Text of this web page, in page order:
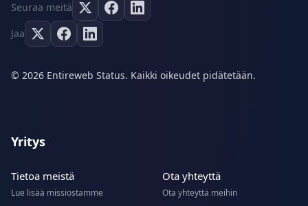
Seuraa meitä
Jaa
© 2026 Entireweb Status. Kaikki oikeudet pidätetään.
Yritys
Tietoa meistä
Lue lisää missiostamme
Ota yhteyttä
Ota yhteyttä meihin